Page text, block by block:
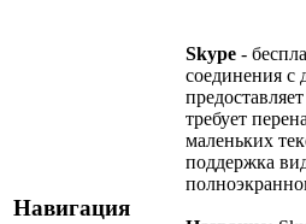
Навигация
Skype -
соединения с
требует
маленьких
поддержка